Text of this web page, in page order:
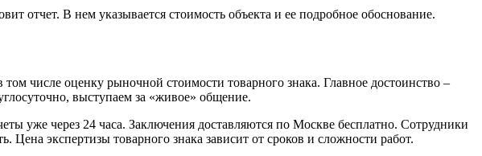
отчет. В нем указывается стоимость объекта и ее подробное обоснование.
числе оценку рыночной стоимости товарного знака. Главное достоинство –
выступаем за «живое» общение.
уже через 24 часа. Заключения доставляются по Москве бесплатно. Сотрудники
экспертизы товарного знака зависит от сроков и сложности работ.